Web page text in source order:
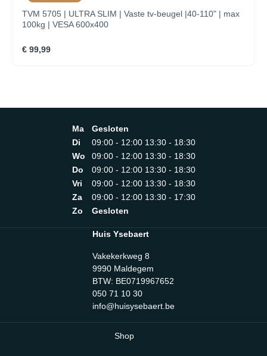
TVM 5705 | ULTRA SLIM | Vaste tv-beugel |40-110" | max
100kg | VESA 600x400
€ 99,99
Ma
Gesloten
Di
09:00 - 12:00 13:30 - 18:30
Wo
09:00 - 12:00 13:30 - 18:30
Do
09:00 - 12:00 13:30 - 18:30
Vri
09:00 - 12:00 13:30 - 18:30
Za
09:00 - 12:00 13:30 - 17:30
Zo
Gesloten
Huis Ysebaert
Vakekerkweg 8
9990 Maldegem
BTW: BE0719967652
050 71 10 30
info@huisysebaert.be
Shop